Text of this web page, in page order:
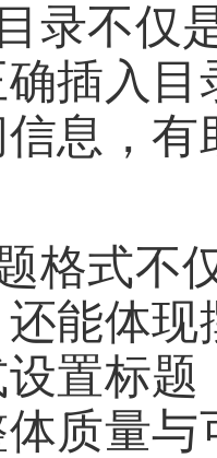
录不仅
插入
息，
格式不
能体
置标
质量与